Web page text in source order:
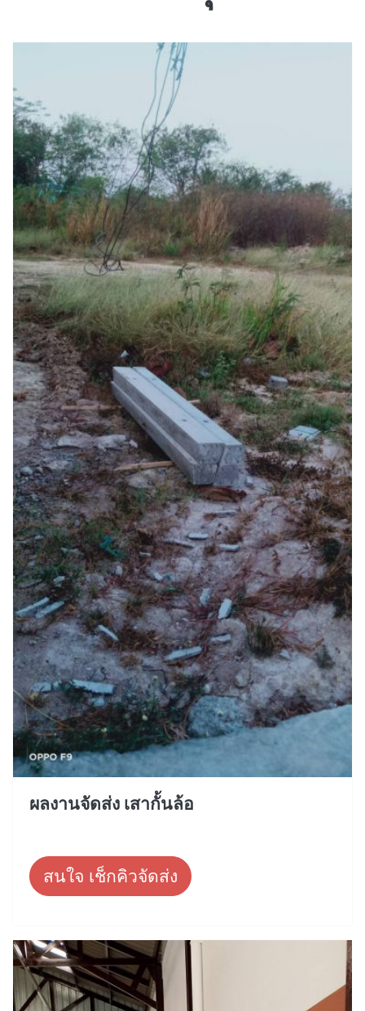
ผลงานจัดส่ง เสากั้นล้อ
สนใจ เช็กคิวจัดส่ง